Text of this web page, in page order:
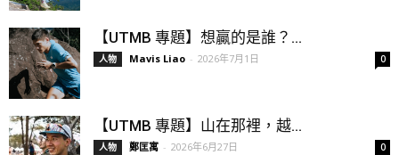
【UTMB 專題】想贏的是誰？...
人物 Mavis Liao - 2026年7月1日 0
【UTMB 專題】山在那裡，越...
人物 鄭匡寓 - 2026年6月27日 0